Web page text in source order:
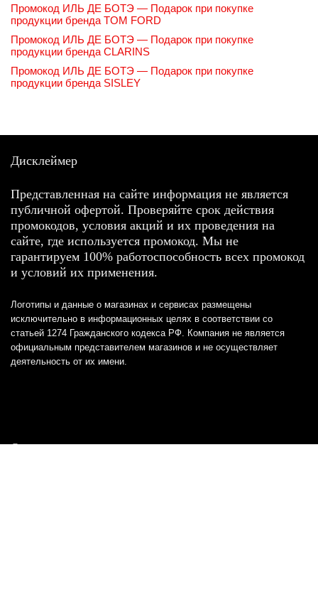
Промокод ИЛЬ ДЕ БОТЭ — Подарок при покупке
продукции бренда TOM FORD
Промокод ИЛЬ ДЕ БОТЭ — Подарок при покупке
продукции бренда CLARINS
Промокод ИЛЬ ДЕ БОТЭ — Подарок при покупке
продукции бренда SISLEY
Дисклеймер
Представленная на сайте информация не является
публичной офертой. Проверяйте срок действия
промокодов, условия акций и их проведения на
сайте, где используется промокод. Мы не
гарантируем 100% работоспособность всех промокод
и условий их применения.
Логотипы и данные о магазинах и сервисах размещены
исключительно в информационных целях в соответствии со
статьей 1274 Гражданского кодекса РФ. Компания не является
официальным представителем магазинов и не осуществляет
деятельность от их имени.
Отказ от ответственности